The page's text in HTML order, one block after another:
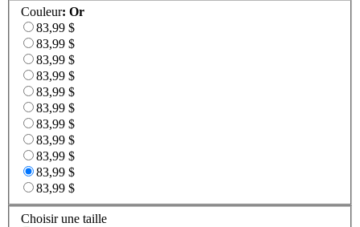
Couleur: Or
83,99 $
83,99 $
83,99 $
83,99 $
83,99 $
83,99 $
83,99 $
83,99 $
83,99 $
83,99 $
83,99 $
Choisir une taille